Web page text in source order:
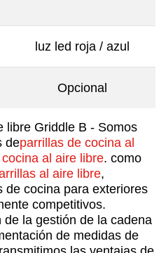
luz led roja / azul
Opcional
libre Griddle B - Somos
deparrillas de cocina al
al aire libre. como
al aire libre,
de cocina para exteriores
competitivos.
la gestión de la cadena
de medidas de